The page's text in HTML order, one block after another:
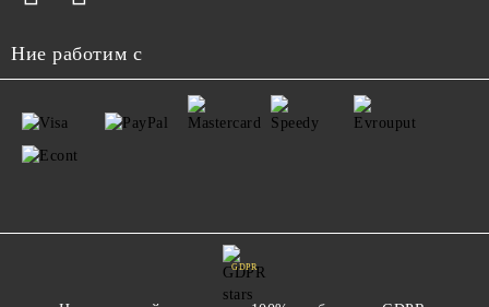
Ние работим с
GDPR